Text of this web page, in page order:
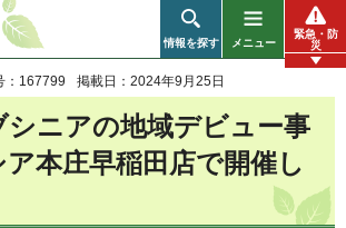
情報を探す メニュー
緊急・防
災
：167799 掲載日：2024年9月25日
シニアの地域デビュー事
本庄早稲田店で開催し